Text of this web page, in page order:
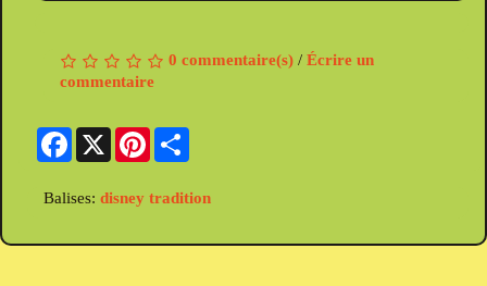
0 commentaire(s) / Écrire un
commentaire
Facebook
X Pinterest
Balises: disney tradition